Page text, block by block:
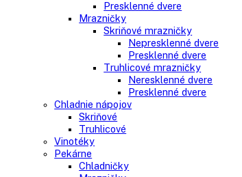
Gastro prevádzky
Kombinované chladničky
Chladničky
Nepresklenné dvere
Presklenné dvere
Mrazničky
Skriňové mrazničky